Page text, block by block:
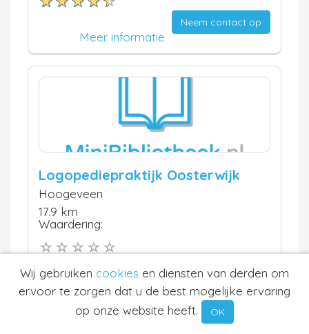
Neem contact op
Meer informatie
Logopediepraktijk Oosterwijk
Hoogeveen
17.9 km
Waardering:
Neem contact op
Meer informatie
Wij gebruiken cookies en diensten van derden om
ervoor te zorgen dat u de best mogelijke ervaring
op onze website heeft.
OK